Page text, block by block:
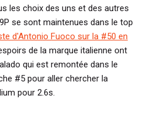
les choix des uns et des autres
se sont maintenues dans le top
d'Antonio Fuoco sur la #50 en
de la marque italienne ont
qui est remontée dans le
#5 pour aller chercher la
pour 2.6s.